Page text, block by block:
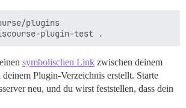
plugins
symbolischen Link zwischen deinem
Plugin-Verzeichnis erstellt. Starte
neu, und du wirst feststellen, dass dein